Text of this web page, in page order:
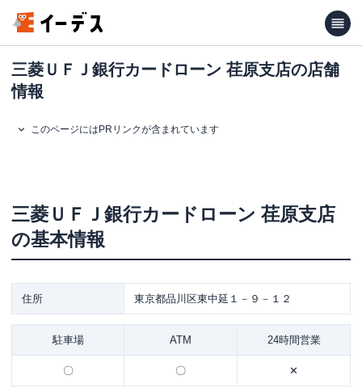
三菱ＵＦＪ銀行カードローン 荏原支店の店舗
情報
このページにはPRリンクが含まれています
三菱ＵＦＪ銀行カードローン 荏原支店
の基本情報
住所 東京都品川区東中延１－９－１２
駐車場 ATM 24時間営業
〇 〇 ✕